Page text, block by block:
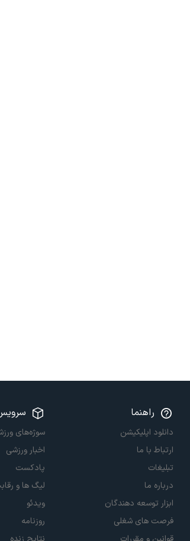
راهنما
دانلود اپلیکیشن
ارتباط با ما
تبلیغات
درباره ما
ابزار توسعه دهندگان
فرصت های شغلی
سوژه‌های
اخبار ورزشی
پادکست
لیگ ها و
ویدئو
روزنامه